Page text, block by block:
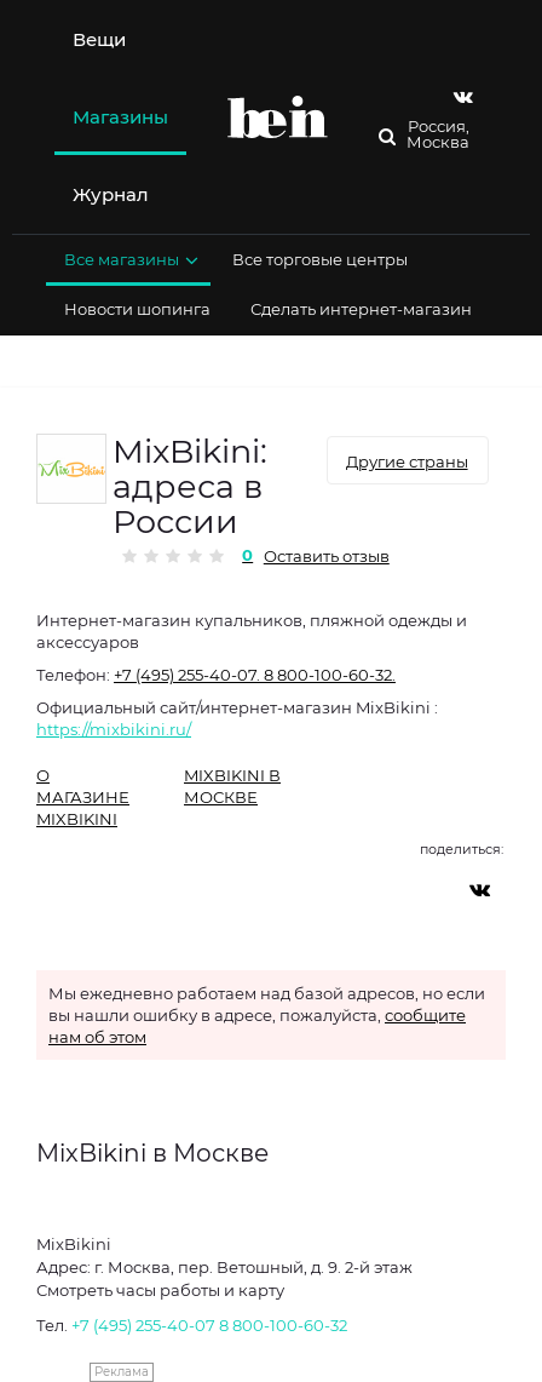
содержимому
Вещи
Магазины
Журнал
Россия,
Москва
Все магазины Все торговые центры
Новости шопинга Сделать интернет-магазин
MixBikini:
адреса в
России
Другие страны
0 Оставить отзыв
Интернет-магазин купальников, пляжной одежды и
аксессуаров
Телефон: +7 (495) 255-40-07. 8 800-100-60-32.
Официальный сайт/интернет-магазин MixBikini :
https://mixbikini.ru/
О
МАГАЗИНЕ
MIXBIKINI
MIXBIKINI В
МОСКВЕ
поделиться:
Мы ежедневно работаем над базой адресов, но если
вы нашли ошибку в адресе, пожалуйста, сообщите
нам об этом
MixBikini в Москве
MixBikini
Адрес: г. Москва, пер. Ветошный, д. 9. 2-й этаж
Смотреть часы работы и карту
Тел. +7 (495) 255-40-07 8 800-100-60-32
Реклама